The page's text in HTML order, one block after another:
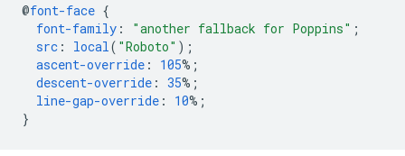
@font-face {
font-family : "another fallback for Poppins" ;
src : local( "Roboto" );
ascent-override : 105%;
descent-override : 35%;
line-gap-override : 10%;
}